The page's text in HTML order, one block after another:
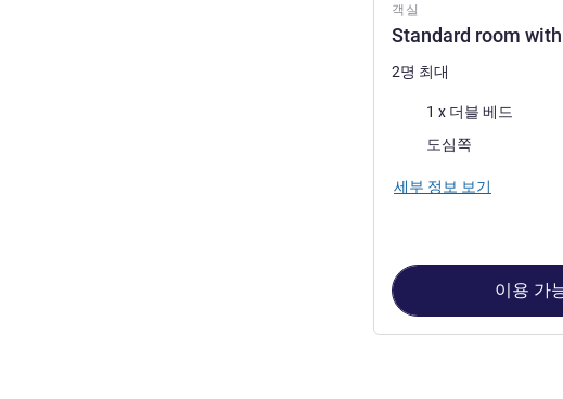
객실
Standard room
2명 최대
1 x 더블 베드
도심쪽
세부 정보 보기
이용 가